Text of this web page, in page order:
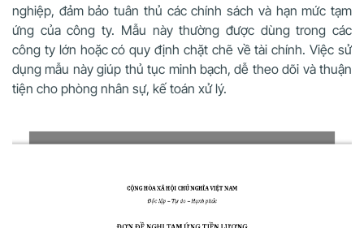
nghiệp, đảm bảo tuân thủ các chính sách và hạn mức tạm
ứng của công ty. Mẫu này thường được dùng trong các
công ty lớn hoặc có quy định chặt chẽ về tài chính. Việc sử
dụng mẫu này giúp thủ tục minh bạch, dễ theo dõi và thuận
tiện cho phòng nhân sự, kế toán xử lý.